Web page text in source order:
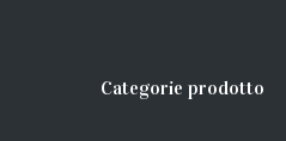
Categorie prodotto